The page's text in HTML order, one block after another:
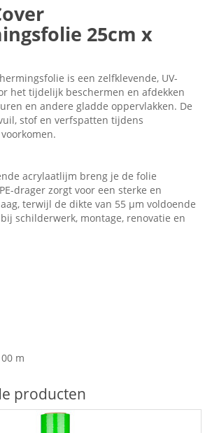
25cm x
is een zelfklevende, UV-
het tijdelijk beschermen en afdekken
en andere gladde oppervlakken. De
stof en verfspatten tijdens
acrylaatlijm breng je de folie
drager zorgt voor een sterke en
terwijl de dikte van 55 µm voldoende
schilderwerk, montage, renovatie en
m
producten